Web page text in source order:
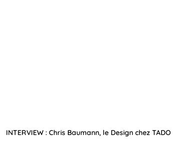
INTERVIEW : Chris Baumann, le Design chez TADO